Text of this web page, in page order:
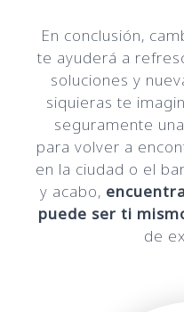
En conclusión,
te ayuderá a
soluciones y
siquieras te
seguramente
para volver a
en la ciudad o el
y acabo,
puede ser ti
de